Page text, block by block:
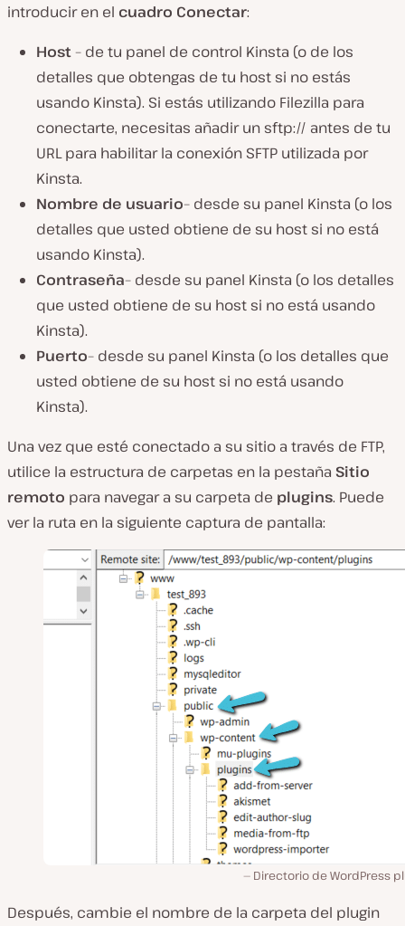
introducir en el cuadro Conectar:
Host– de tu panel de control Kinsta (o de los
detalles que obtengas de tu host si no estás
usando Kinsta). Si estás utilizando Filezilla para
conectarte, necesitas añadir un sftp:// antes de tu
URL para habilitar la conexión SFTP utilizada por
Kinsta.
Nombre de usuario– desde su panel Kinsta (o los
detalles que usted obtiene de su host si no está
usando Kinsta).
Contraseña– desde su panel Kinsta (o los detalles
que usted obtiene de su host si no está usando
Kinsta).
Puerto– desde su panel Kinsta (o los detalles que
usted obtiene de su host si no está usando
Kinsta).
Una vez que esté conectado a su sitio a través de FTP,
utilice la estructura de carpetas en la pestaña Sitio
remoto para navegar a su carpeta de plugins. Puede
ver la ruta en la siguiente captura de pantalla:
Directorio de WordPress
Después, cambie el nombre de la carpeta del plugin